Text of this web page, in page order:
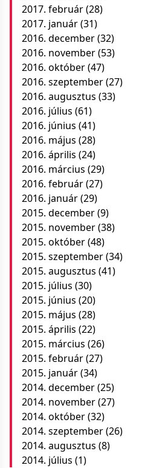
2017. február(28)
2017. január(31)
2016. december(32)
2016. november(53)
2016. október(47)
2016. szeptember(27)
2016. augusztus (33)
2016. július (61)
2016. június (41)
2016. május (28)
2016. április (24)
2016. március (29)
2016. február(27)
2016. január(29)
2015. december(9)
2015. november(38)
2015. október(48)
2015. szeptember(34)
2015. augusztus (41)
2015. július (30)
2015. június (20)
2015. május (28)
2015. április (22)
2015. március (26)
2015. február(27)
2015. január(34)
2014. december(25)
2014. november(27)
2014. október(32)
2014. szeptember(26)
2014. augusztus (8)
2014. július (1)